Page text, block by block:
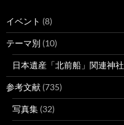
イベント (8)
テーマ別 (10)
日本遺産「北前船」関連神社
参考文献 (735)
写真集 (32)